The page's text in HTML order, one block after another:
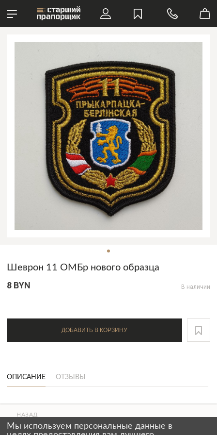
Шеврон 11 ОМБр нового образца
8 BYN В наличии
ДОБАВИТЬ В КОРЗИНУ
ОПИСАНИЕ ОТЗЫВЫ
НАЗАД
СТРАНИЦЫ
Мы используем персональные данные в